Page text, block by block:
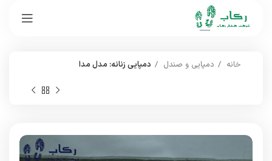
خانه دمپایی و صندل دمپایی زنانه: مدل مدا